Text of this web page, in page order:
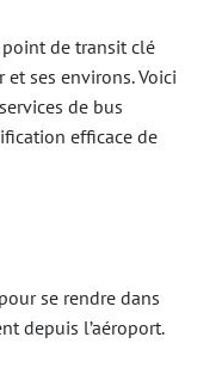
point de transit clé
ses environs. Voici
de bus
efficace de
se rendre dans
depuis l’aéroport.